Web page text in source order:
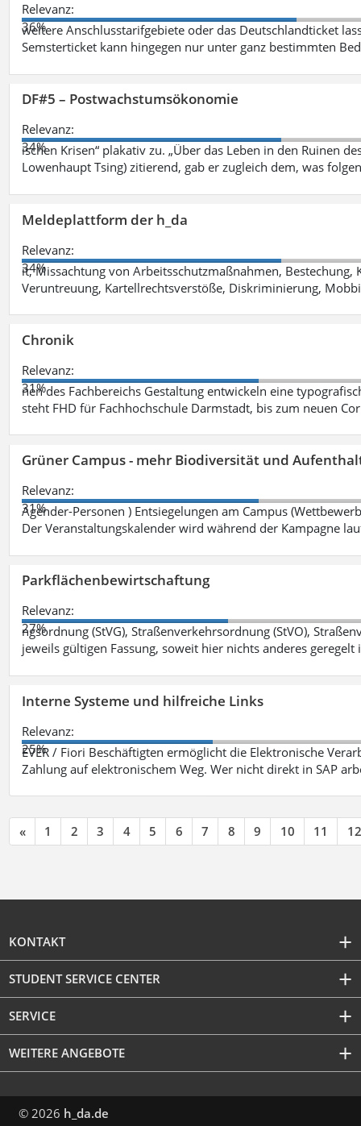
Relevanz:
36%
weitere Anschlusstarifgebiete oder das Deutschlandticket
Semsterticket kann hingegen nur unter ganz bestimmten
DF#5 – Postwachstumsökonomie
Relevanz:
34%
ischen Krisen“ plakativ zu. „Über das Leben in den Ruinen
Lowenhaupt Tsing) zitierend, gab er zugleich dem, was
Meldeplattform der h_da
Relevanz:
34%
it, Missachtung von Arbeitsschutzmaßnahmen,
Veruntreuung, Kartellrechtsverstöße, Diskriminierung,
Chronik
Relevanz:
31%
nen des Fachbereichs Gestaltung entwickeln eine
steht FHD für Fachhochschule Darmstadt, bis zum neuen
Grüner Campus - mehr Biodiversität und
Relevanz:
31%
Agender-Personen ) Entsiegelungen am Campus
Der Veranstaltungskalender wird während der Kampagne
Parkflächenbewirtschaftung
Relevanz:
27%
ngsordnung (StVG), Straßenverkehrsordnung (StVO),
jeweils gültigen Fassung, soweit hier nichts anderes geregelt
Interne Systeme und hilfreiche Links
Relevanz:
25%
EVER / Fiori Beschäftigten ermöglicht die Elektronische
Zahlung auf elektronischem Weg. Wer nicht direkt in SAP
« 1 2 3 4 5 6 7 8 9 10 11 12
KONTAKT
STUDENT SERVICE CENTER
SERVICE
WEITERE ANGEBOTE
© 2026 h_da.de